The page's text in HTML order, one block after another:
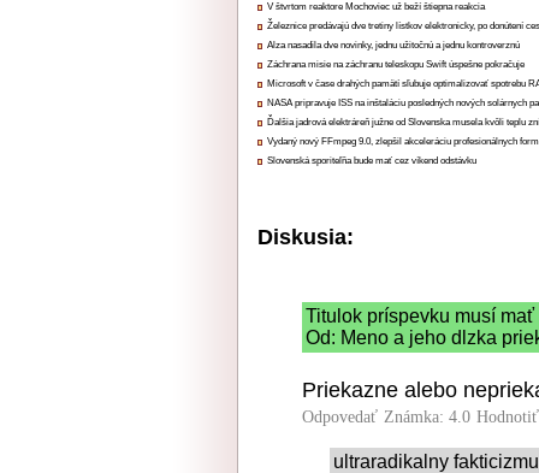
V štvrtom reaktore Mochoviec už beží štiepna reakcia
Železnice predávajú dve tretiny lístkov elektronicky, po donútení
Alza nasadila dve novinky, jednu užitočnú a jednu kontroverznú
Záchrana misie na záchranu teleskopu Swift úspešne pokračuje
Microsoft v čase drahých pamätí sľubuje optimalizovať spotrebu
NASA pripravuje ISS na inštaláciu posledných nových solárnych
Ďalšia jadrová elektráreň južne od Slovenska musela kvôli teplu
Vydaný nový FFmpeg 9.0, zlepšil akceleráciu profesionálnych
Slovenská sporiteľňa bude mať cez víkend odstávku
Diskusia:
Titulok príspevku musí mať
Od: Meno a jeho dlzka
Priekazne alebo
Odpovedať Známka: 4.0
ultraradikalny